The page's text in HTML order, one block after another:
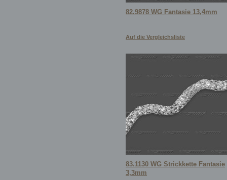
82.9878 WG Fantasie 13,4mm
Auf die Vergleichsliste
83.1130 WG Strickkette Fantasie
3,3mm